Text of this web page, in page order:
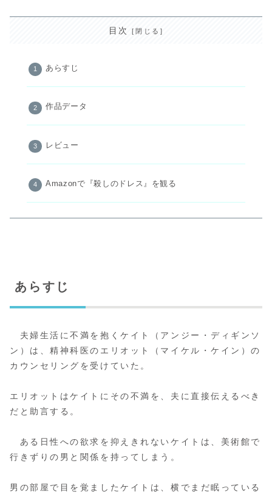
目次
あらすじ
作品データ
レビュー
Amazonで『殺しのドレス』を観る
あらすじ
夫婦生活に不満を抱くケイト（アンジー・ディギンソ
ン）は、精神科医のエリオット（マイケル・ケイン）の
カウンセリングを受けていた。
エリオットはケイトにその不満を、夫に直接伝えるべき
だと助言する。
ある日性への欲求を抑えきれないケイトは、美術館で
行きずりの男と関係を持ってしまう。
男の部屋で目を覚ましたケイトは、横でまだ眠っている